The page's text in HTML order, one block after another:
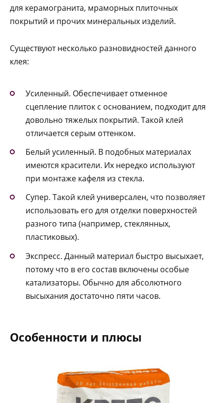
для керамогранита, мраморных плиточных
покрытий и прочих минеральных изделий.
Существуют несколько разновидностей данного
клея:
Усиленный. Обеспечивает отменное
сцепление плиток с основанием, подходит для
довольно тяжелых покрытий. Такой клей
отличается серым оттенком.
Белый усиленный. В подобных материалах
имеются красители. Их нередко используют
при монтаже кафеля из стекла.
Супер. Такой клей универсален, что позволяет
использовать его для отделки поверхностей
разного типа (например, стеклянных,
пластиковых).
Экспресс. Данный материал быстро высыхает,
потому что в его состав включены особые
катализаторы. Обычно для абсолютного
высыхания достаточно пяти часов.
Особенности и плюсы